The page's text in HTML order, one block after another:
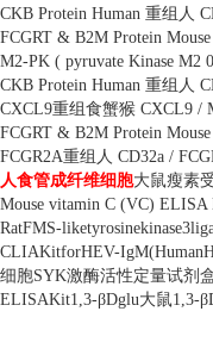
CKB Protein Human 重组人
FCGRT & B2M Protein Mouse
M2-PK ( pyruvate Kinase M2
CKB Protein Human 重组人
CXCL9重组食蟹猴 CXCL9 /
FCGRT & B2M Protein Mouse
FCGR2A重组人 CD32a /
人食管成纤维细胞大鼠瘦素
Mouse vitamin C (VC) ELISA
RatFMS-
CLIAKitforHEV-
细胞SYK激酶活性定量试剂
ELISAKit1,3-βDglu大鼠1,3-β